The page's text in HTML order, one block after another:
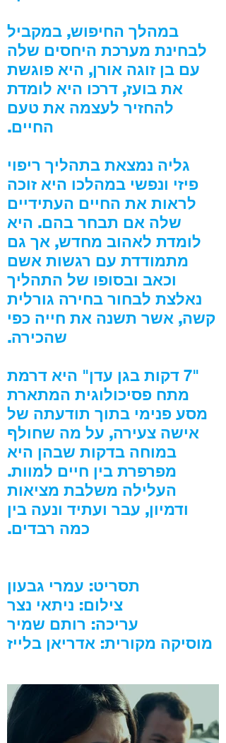
במהלך החיפוש, במקביל
לבחינת מערכת היחסים שלה
עם בן זוגה אורן, היא פוגשת
את בועז, דרכו היא לומדת
להחזיר לעצמה את טעם
החיים.
גליה נמצאת בתהליך ריפוי
פיזי ונפשי במהלכו היא זוכה
לראות את החיים העתידיים
שלה אם תבחר בהם. היא
לומדת לאהוב מחדש, אך גם
מתמודדת עם רגשות אשם
וכאב ובסופו של התהליך
נאלצת לבחור בחירה גורלית
קשה, אשר תשנה את חייה כפי
שהכירה.
"7 דקות בגן עדן" היא דרמת
מתח פסיכולוגית המתארת
מסע פנימי בתוך תודעתה של
אישה צעירה, על מה שחולף
במוחה בדקות שבהן היא
מפרפרת בין חיים למוות.
העלילה משלבת מציאות
ודמיון, עבר ועתיד ונעה בין
כמה רבדים.
תסריט: עמרי גבעון
צילום: ניתאי נצר
עריכה: רותם שמיר
מוסיקה מקורית: אדריאן בלייז